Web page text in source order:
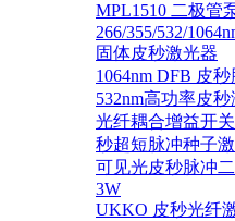
MPL1510 二极管
266/355/532/
固体皮秒激光器
1064nm DFB 皮
532nm高功率皮
光纤耦合增益开
秒超短脉冲种子
可见光皮秒脉冲
3W
UKKO 皮秒光纤